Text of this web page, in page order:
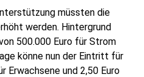
müssten die
werden. Hintergrund
500.000 Euro für Strom
könne nun der Eintritt für
Erwachsene und 2,50 Euro